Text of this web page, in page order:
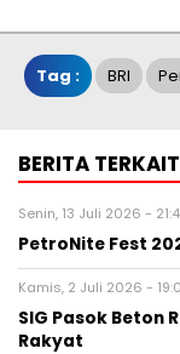
Tag : BRI
BERITA TERKAIT
Senin, 13 Juli 2026 -
PetroNite Fest
Kamis, 2 Juli 2026 -
SIG Pasok Beton
Rakyat